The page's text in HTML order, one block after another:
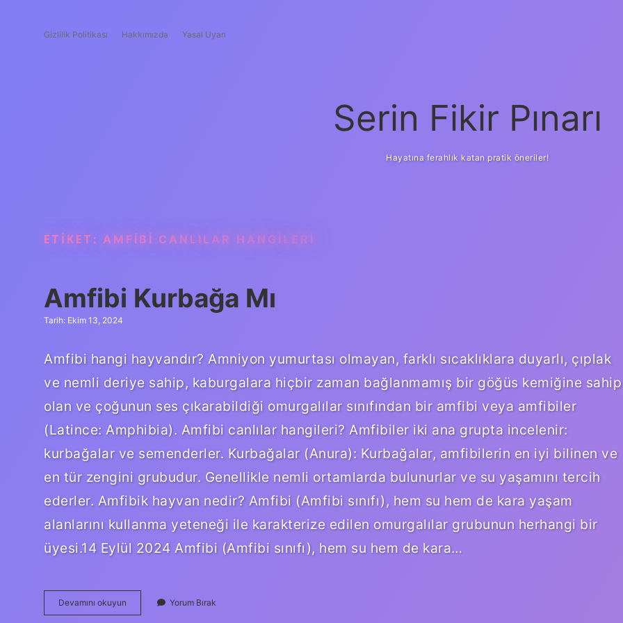
Gizlilik Politikası Hakkımızda Yasal Uyarı
Serin Fikir Pınarı
Hayatına ferahlık katan pratik öneriler!
ETIKET: AMFIBI CANLILAR HANGILERI
Amfibi Kurbağa Mı
Tarih: Ekim 13, 2024
Amfibi hangi hayvandır? Amniyon yumurtası olmayan, farklı sıcaklıklara duyarlı, çıplak
ve nemli deriye sahip, kaburgalara hiçbir zaman bağlanmamış bir göğüs kemiğine sahip
olan ve çoğunun ses çıkarabildiği omurgalılar sınıfından bir amfibi veya amfibiler
(Latince: Amphibia). Amfibi canlılar hangileri? Amfibiler iki ana grupta incelenir:
kurbağalar ve semenderler. Kurbağalar (Anura): Kurbağalar, amfibilerin en iyi bilinen ve
en tür zengini grubudur. Genellikle nemli ortamlarda bulunurlar ve su yaşamını tercih
ederler. Amfibik hayvan nedir? Amfibi (Amfibi sınıfı), hem su hem de kara yaşam
alanlarını kullanma yeteneği ile karakterize edilen omurgalılar grubunun herhangi bir
üyesi.14 Eylül 2024 Amfibi (Amfibi sınıfı), hem su hem de kara…
Devamını okuyun
Kurbağa
Yorum Bırak